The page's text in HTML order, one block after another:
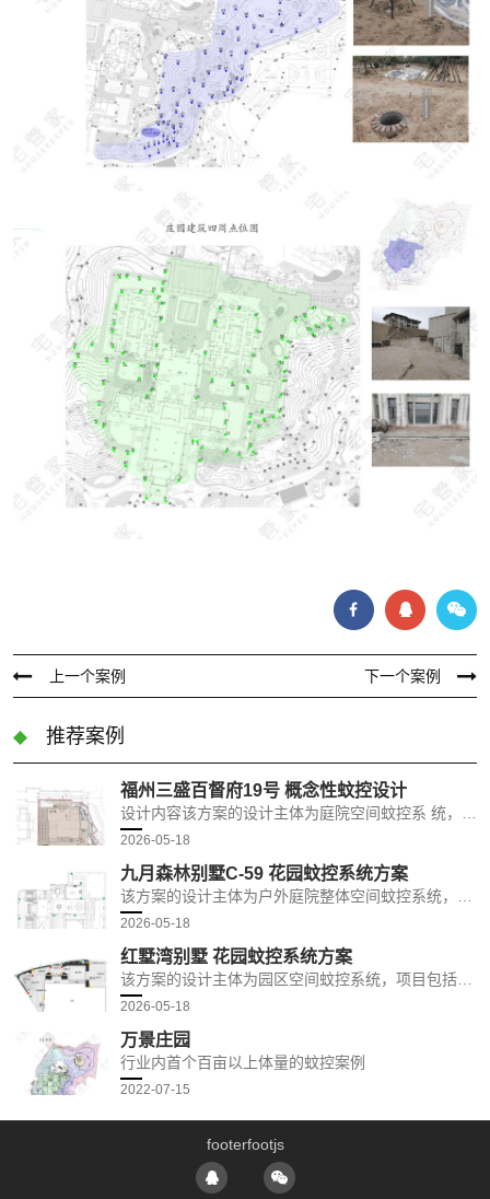
上一个案例 下一个案例
推荐案例
福州三盛百督府19号 概念性蚊控设计
设计内容该方案的设计主体为庭院空间蚊控系 统，项目包括庭院内部空间绿植区，景观给水口， 人行汀步，休闲活动区，庭院周围被高矮绿植环抱， 庭院的活动区是蚊子重要的觅食区，需重点防控， 为了有效控蚊，本方案将建起三道防线，第一道防 线，从水源处蚊子滋生地进行防控，杜绝蚊子的批 量繁殖；第二道防线，从绿植区蚊子的栖息地，通 过对蚊子高低两层飞行区域防控，双重削弱蚊虫密 度。第三道防线，从人类的活动区即蚊子的觅食区， 建立防护屏障，保护人们免除蚊虫滋扰。同时，结 合建筑风格选取能融入景观特色的蚊控设备。
2026-05-18
九月森林别墅C-59 花园蚊控系统方案
该方案的设计主体为户外庭院整体空间蚊控系统，项目包括水源地(河道、泳池、锦鲤池、喷泉、花坛等)，半封闭围墙(格栅墙、绿植墙)，花园绿植，草坪、雨水井、污水井、落水管。
2026-05-18
红墅湾别墅 花园蚊控系统方案
该方案的设计主体为园区空间蚊控系统，项目包括园区内部空间绿植区，休闲活动区，活动区是蚊子重要的觅食区，需重点防控。
2026-05-18
万景庄园
行业内首个百亩以上体量的蚊控案例
2022-07-15
footerfootjs